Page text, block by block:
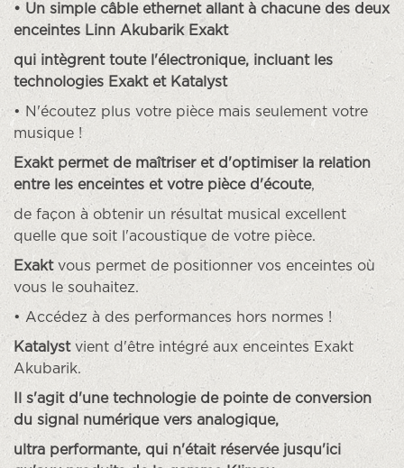
• Un simple câble ethernet allant à chacune des deux
enceintes Linn Akubarik Exakt
qui intègrent toute l'électronique, incluant les
technologies Exakt et Katalyst
• N'écoutez plus votre pièce mais seulement votre
musique !
Exakt permet de maîtriser et d'optimiser la relation
entre les enceintes et votre pièce d'écoute,
de façon à obtenir un résultat musical excellent
quelle que soit l'acoustique de votre pièce.
Exaktvous permet de positionner vos enceintes où
vous le souhaitez.
• Accédez à des performances hors normes !
Katalystvient d'être intégré aux enceintes Exakt
Akubarik.
Il s'agit d'une technologie de pointe de conversion
du signal numérique vers analogique,
ultra performante, qui n'était réservée jusqu'ici